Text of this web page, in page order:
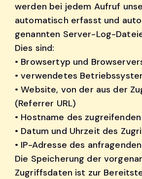
werden bei jedem Aufruf
automatisch erfasst und
genannten Server-Log-
Dies sind:
• Browsertyp und
• verwendetes
• Website, von der aus der
(Referrer URL)
• Hostname des
• Datum und Uhrzeit des
• IP-Adresse des
Die Speicherung der
Zugriffsdaten ist zur